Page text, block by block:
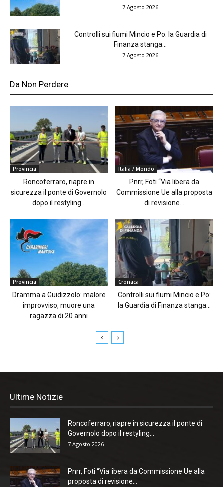
7 Agosto 2026
Controlli sui fiumi Mincio e Po: la Guardia di
Finanza stanga...
7 Agosto 2026
Da Non Perdere
Provincia
Roncoferraro, riapre in
sicurezza il ponte di Governolo
dopo il restyling...
Italia / Mondo
Pnrr, Foti “Via libera da
Commissione Ue alla proposta
di revisione...
Provincia
Dramma a Guidizzolo: malore
improvviso, muore una
ragazza di 20 anni
Cronaca
Controlli sui fiumi Mincio e Po:
la Guardia di Finanza stanga...
Ultime Notizie
Roncoferraro, riapre in sicurezza il ponte di
Governolo dopo il restyling...
7 Agosto 2026
Pnrr, Foti “Via libera da Commissione Ue alla
proposta di revisione...